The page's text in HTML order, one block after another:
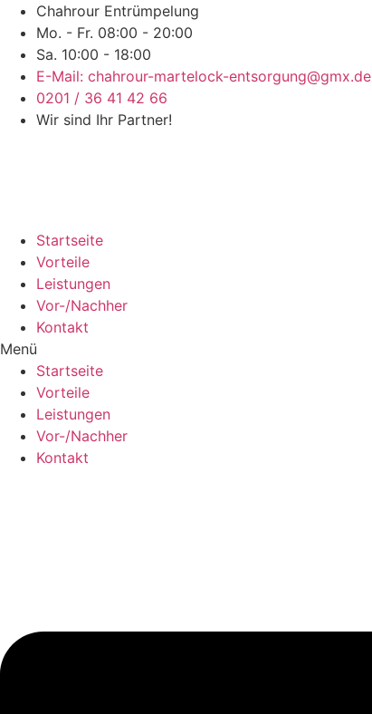
Chahrour Entrümpelung
Mo. - Fr. 08:00 - 20:00
Sa. 10:00 - 18:00
E-Mail: chahrour-martelock-entsorgung@gmx.de
0201 / 36 41 42 66
Wir sind Ihr Partner!
Startseite
Vorteile
Leistungen
Vor-/Nachher
Kontakt
Menü
Startseite
Vorteile
Leistungen
Vor-/Nachher
Kontakt